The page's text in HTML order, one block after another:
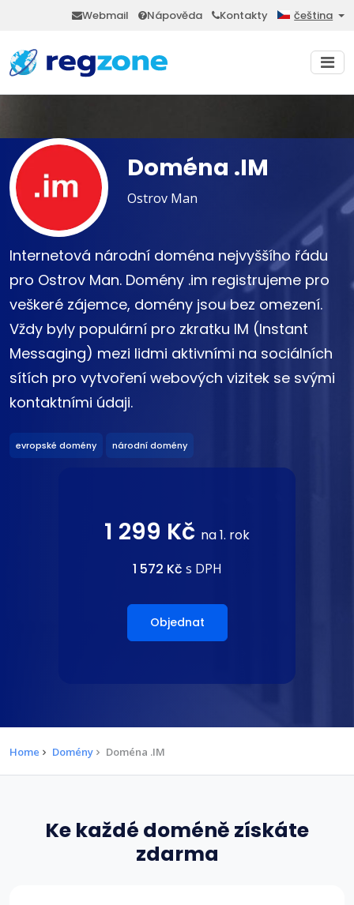
Webmail Nápověda Kontakty čeština
Doména .IM
Ostrov Man
Internetová národní doména nejvyššího řádu
pro Ostrov Man. Domény .im registrujeme pro
veškeré zájemce, domény jsou bez omezení.
Vždy byly populární pro zkratku IM (Instant
Messaging) mezi lidmi aktivními na sociálních
sítích pro vytvoření webových vizitek se svými
kontaktními údaji.
evropské domény národní domény
1 299 Kč na 1. rok
1 572 Kč s DPH
Objednat
Home Domény Doména .IM
Ke každé doméně získáte
zdarma